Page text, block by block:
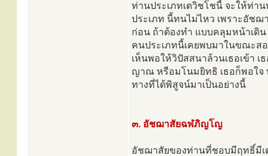
ท่านประเภทเตวิชโชนี้ จะให้ท่า
ประเภท นี้ทนไม่ไหว เพราะอัช
ก่อน ถ้าต้องทำ แบบคลุมหน้าเดิ
คนประเภทนี้เคยพบมาในขณะ
เห็นพอให้วิปัสสนาล้วนเธอเข้า เ
ญาณ หรือมโนมยิทธิ เธอก็พอใจ
ทางที่ได้พิสูจน์มาเป็นอย่างนี้
๓. อัชฌาสัยฉฬภิญโญ
อัชฌาสัยของท่านที่ชอบมีฤทธิ์มีเ